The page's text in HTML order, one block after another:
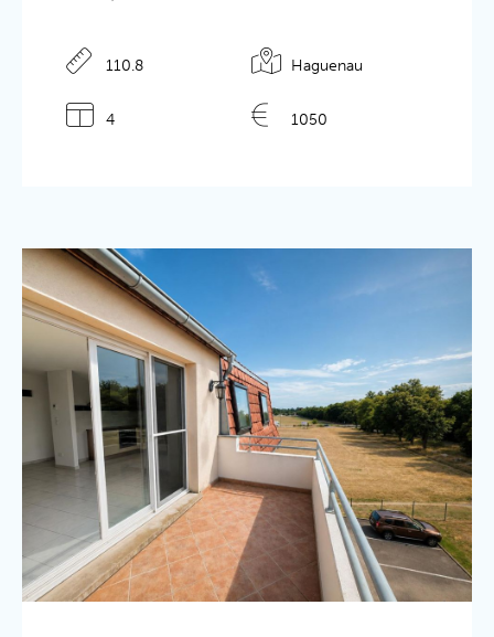
Détails de l'annonce
110.8 Haguenau
4 1050